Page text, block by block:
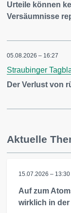
Urteile können
Versäumnisse
05.08.2026 – 16:27
Straubinger
Der Verlust von
Aktuelle
15.07.2026 – 13:30
Auf zum
wirklich in